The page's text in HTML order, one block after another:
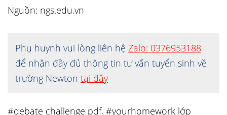
Nguồn: ngs.edu.vn
Phụ huynh vui lòng liên hệ Zalo: 0376953188
để nhận đầy đủ thông tin tư vấn tuyển sinh về
trường Newton tại đây
#debate challenge pdf, #yourhomework lớp